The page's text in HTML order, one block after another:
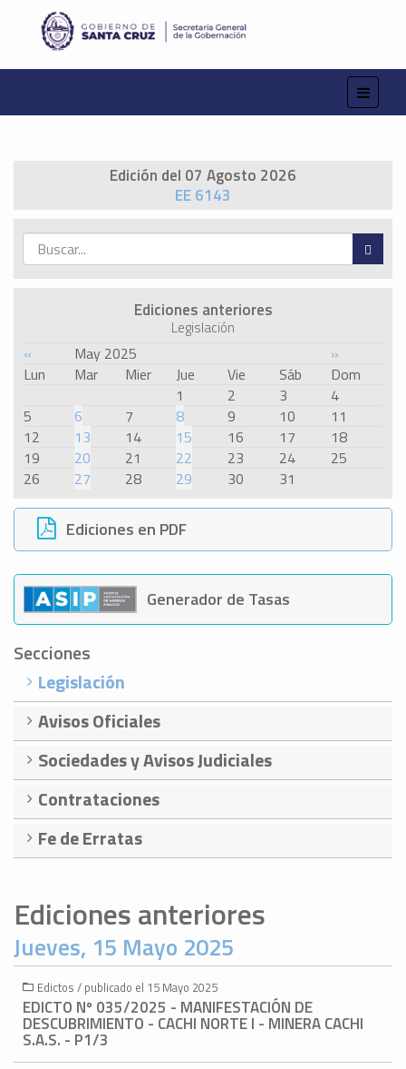
Edición del 07 Agosto 2026
EE 6143
Ediciones anteriores
Legislación
« May 2025
»
Lun
Mar Mier Jue Vie Sáb
Dom
1
2 3
4
5
6 7 8 9 10
11
12
13 14 15 16 17
18
19
20 21 22 23 24
25
26
27 28 29 30 31
Ediciones en PDF
Generador de Tasas
Secciones
Legislación
Avisos Oficiales
Sociedades y Avisos Judiciales
Contrataciones
Fe de Erratas
Ediciones anteriores
Jueves, 15 Mayo 2025
Edictos / publicado el 15 Mayo 2025
EDICTO Nº 035/2025 - MANIFESTACIÓN DE
DESCUBRIMIENTO - CACHI NORTE I - MINERA CACHI
S.A.S. - P1/3